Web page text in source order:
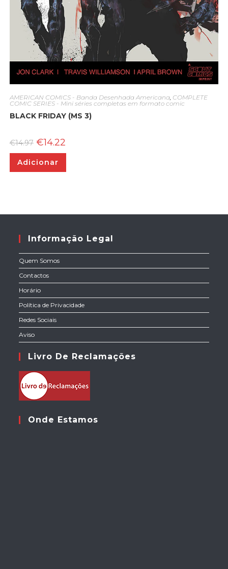
AMERICAN COMICS - Banda Desenhada Americana, COMPLETE
COMIC SERIES - Mini séries completas em formato comic
BLACK FRIDAY (MS 3)
€14.97 O
preço
original
era:
€14.22preço
atual
Adicionar
Informação Legal
Quem Somos
Contactos
Horário
Política de Privacidade
Redes Sociais
Aviso
Livro De Reclamações
Onde Estamos